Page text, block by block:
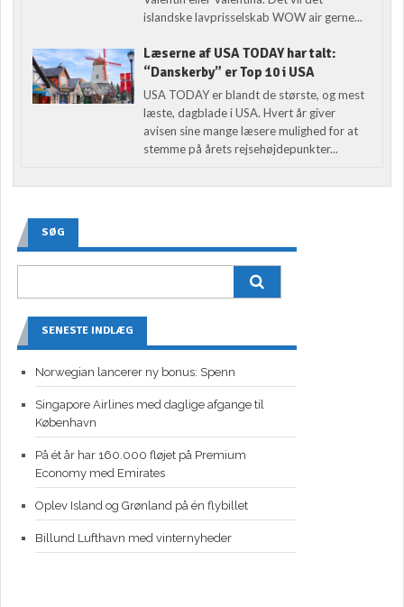
islandske lavprisselskab WOW air gerne...
Læserne af USA TODAY har talt:
“Danskerby” er Top 10 i USA
USA TODAY er blandt de største, og mest
læste, dagblade i USA. Hvert år giver
avisen sine mange læsere mulighed for at
stemme på årets rejsehøjdepunkter...
SØG
SENESTE INDLÆG
Norwegian lancerer ny bonus: Spenn
Singapore Airlines med daglige afgange til
København
På ét år har 160.000 fløjet på Premium
Economy med Emirates
Oplev Island og Grønland på én flybillet
Billund Lufthavn med vinternyheder